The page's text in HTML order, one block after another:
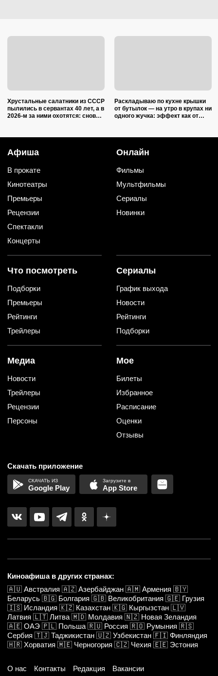
Хрустальные салатники из СССР
пылились в сервантах 40 лет, а в
2026-м за ними охотятся: снова в
Раскладываю по кухне крышки
от бутылок — на утро в крупах ни
одного жучка: эффект как от
Афиша
В прокате
Кинотеатры
Премьеры
Рецензии
Спектакли
Концерты
Онлайн
Фильмы
Мультфильмы
Сериалы
Новинки
Что посмотреть
Подборки
Премьеры
Рейтинги
Трейлеры
Сериалы
График выхода
Новости
Рейтинги
Подборки
Медиа
Новости
Трейлеры
Рецензии
Персоны
Мое
Билеты
Избранное
Расписание
Оценки
Отзывы
Скачать приложение
Google Play App Store
Киноафиша в других странах:
🇦🇺 Австралия 🇦🇿 Азербайджан 🇦🇲 Армения 🇧🇾
Беларусь 🇧🇬 Болгария 🇬🇧 Великобритания 🇬🇪 Грузия
🇮🇸 Исландия 🇰🇿 Казахстан 🇰🇬 Кыргызстан 🇱🇻
Латвия 🇱🇹 Литва 🇲🇩 Молдавия 🇳🇿 Новая Зеландия
🇦🇪 ОАЭ 🇵🇱 Польша 🇷🇺 Россия 🇷🇴 Румыния 🇷🇸
Сербия 🇹🇯 Таджикистан 🇺🇿 Узбекистан 🇫🇮 Финляндия
🇭🇷 Хорватия 🇲🇪 Черногория 🇨🇿 Чехия 🇪🇪 Эстония
О нас Контакты Редакция Вакансии